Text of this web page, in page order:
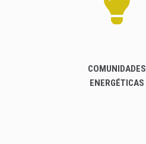
COMUNIDADES
ENERGÉTICAS